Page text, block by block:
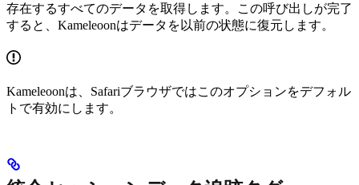
存在するすべてのデータを取得します。この呼び出しが完了
すると、Kameleoonはデータを以前の状態に復元します。
Kameleoonは、Safariブラウザではこのオプションをデフォル
トで有効にします。